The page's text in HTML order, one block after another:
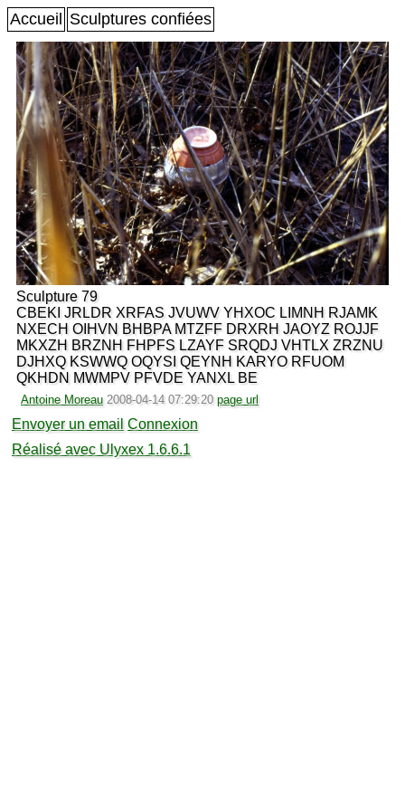
Accueil Sculptures confiées
Sculpture 79
CBEKI JRLDR XRFAS JVUWV YHXOC LIMNH RJAMK
NXECH OIHVN BHBPA MTZFF DRXRH JAOYZ ROJJF
MKXZH BRZNH FHPFS LZAYF SRQDJ VHTLX ZRZNU
DJHXQ KSWWQ OQYSI QEYNH KARYO RFUOM
QKHDN MWMPV PFVDE YANXL BE
Antoine Moreau 2008-04-14 07:29:20 page url
Envoyer un email Connexion
Réalisé avec Ulyxex 1.6.6.1